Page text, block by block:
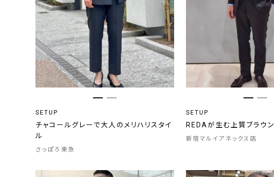
SETUP
チャコールグレーで大人のメリハリスタイ
ル
さっぽろ東急
SETUP
REDAが生む上質ブラウン
新宿マルイアネックス店